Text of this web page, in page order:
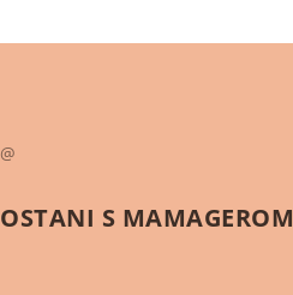
@
OSTANI S MAMAGEROM